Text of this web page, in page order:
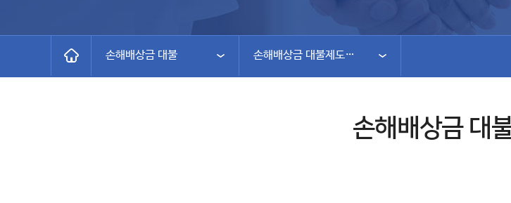
손해배상금 대불 손해배상금 대불제도란?
손해배상금 대